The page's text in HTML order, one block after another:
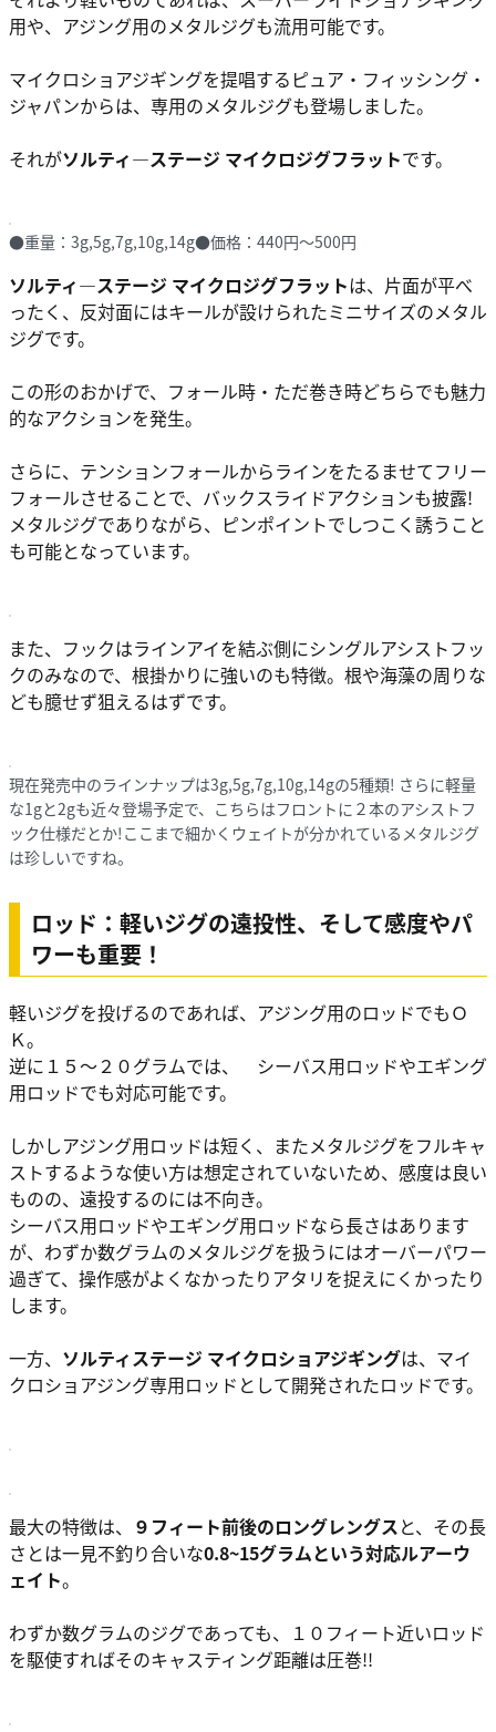
用や、アジング用のメタルジグも流用可能です。
マイクロショアジギングを提唱するピュア・フィッシング・
ジャパンからは、専用のメタルジグも登場しました。
それがソルティ―ステージ マイクロジグフラットです。
●重量：3g,5g,7g,10g,14g●価格：440円～500円
ソルティ―ステージ マイクロジグフラットは、片面が平べ
ったく、反対面にはキールが設けられたミニサイズのメタル
ジグです。
この形のおかげで、フォール時・ただ巻き時どちらでも魅力
的なアクションを発生。
さらに、テンションフォールからラインをたるませてフリー
フォールさせることで、バックスライドアクションも披露!
メタルジグでありながら、ピンポイントでしつこく誘うこと
も可能となっています。
また、フックはラインアイを結ぶ側にシングルアシストフッ
クのみなので、根掛かりに強いのも特徴。根や海藻の周りな
ども臆せず狙えるはずです。
現在発売中のラインナップは3g,5g,7g,10g,14gの5種類! さらに軽量
な1gと2gも近々登場予定で、こちらはフロントに２本のアシストフ
ック仕様だとか!ここまで細かくウェイトが分かれているメタルジグ
は珍しいですね。
ロッド：軽いジグの遠投性、そして感度やパ
ワーも重要！
軽いジグを投げるのであれば、アジング用のロッドでもＯ
Ｋ。
逆に１５～２０グラムでは、 シーバス用ロッドやエギング
用ロッドでも対応可能です。
しかしアジング用ロッドは短く、またメタルジグをフルキャ
ストするような使い方は想定されていないため、感度は良い
ものの、遠投するのには不向き。
シーバス用ロッドやエギング用ロッドなら長さはあります
が、わずか数グラムのメタルジグを扱うにはオーバーパワー
過ぎて、操作感がよくなかったりアタリを捉えにくかったり
します。
一方、 ソルティステージ マイクロショアジギングは、マイ
クロショアジング専用ロッドとして開発されたロッドです。
最大の特徴は、 ９フィート前後のロングレングスと、その長
さとは一見不釣り合いな0.8~15グラムという対応ルアーウ
ェイト。
わずか数グラムのジグであっても、１０フィート近いロッド
を駆使すればそのキャスティング距離は圧巻!!